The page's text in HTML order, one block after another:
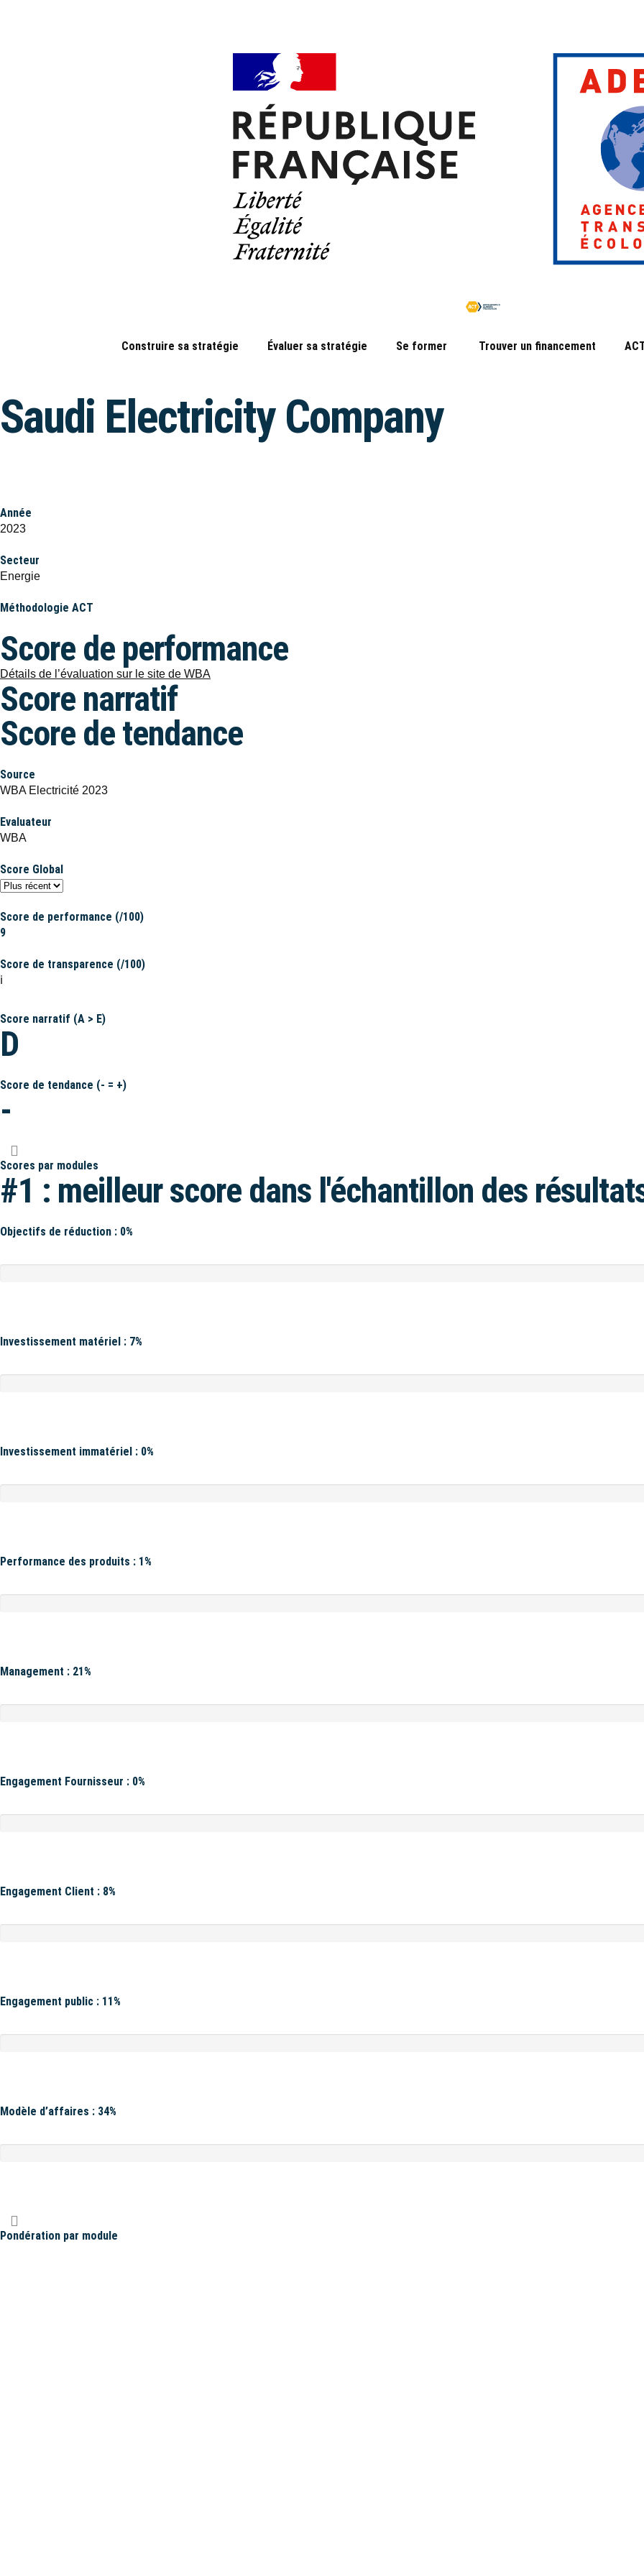
Construire sa stratégie Évaluer sa stratégie Se former Trouver un financement
Saudi Electricity Company
Année
2023
Secteur
Energie
Méthodologie ACT
Score de performance
Détails de l’évaluation sur le site de WBA
Score narratif
Score de tendance
Source
WBA Electricité 2023
Evaluateur
WBA
Score Global
Score de performance (/100)
9
Score de transparence (/100)
ℹ️
Score narratif (A > E)
D
Score de tendance (- = +)
-
Scores par modules
#1 : meilleur score dans l'échantillon des
Objectifs de réduction : 0%
Investissement matériel : 7%
Investissement immatériel : 0%
Performance des produits : 1%
Management : 21%
Engagement Fournisseur : 0%
Engagement Client : 8%
Engagement public : 11%
Modèle d’affaires : 34%
Pondération par module